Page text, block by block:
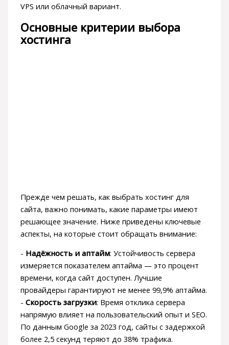
VPS или облачный вариант.
Основные критерии выбора
хостинга
Прежде чем решать, как выбрать хостинг для
сайта, важно понимать, какие параметры имеют
решающее значение. Ниже приведены ключевые
аспекты, на которые стоит обращать внимание:
- Надёжность и аптайм: Устойчивость сервера
измеряется показателем аптайма — это процент
времени, когда сайт доступен. Лучшие
провайдеры гарантируют не менее 99,9% аптайма.
- Скорость загрузки: Время отклика сервера
напрямую влияет на пользовательский опыт и SEO.
По данным Google за 2023 год, сайты с задержкой
более 2,5 секунд теряют до 38% трафика.